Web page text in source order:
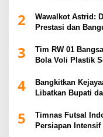
2
Wawalkot Astrid:
Prestasi dan
3
Tim RW 01
Bola Voli Plastik
4
Bangkitkan
Libatkan Bupati
5
Timnas Futsal
Persiapan